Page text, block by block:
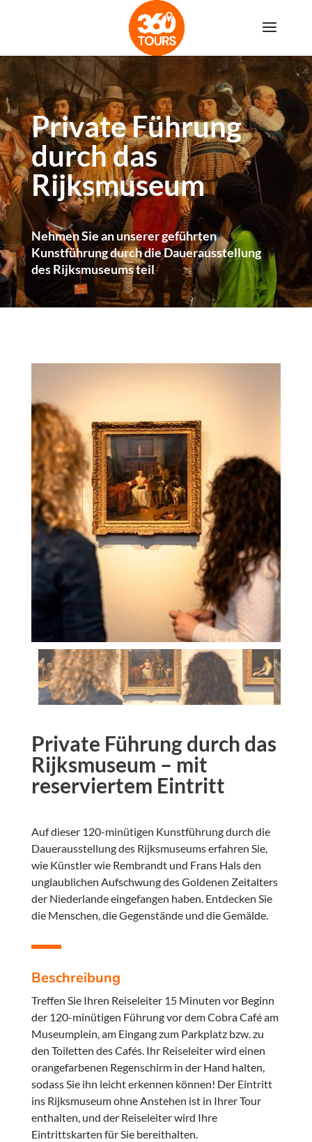
Private Führung
durch das
Rijksmuseum
Nehmen Sie an unserer geführten
Kunstführung durch die Dauerausstellung
des Rijksmuseums teil
Private Führung durch das
Rijksmuseum – mit
reserviertem Eintritt
Auf dieser 120-minütigen Kunstführung durch die
Dauerausstellung des Rijksmuseums erfahren Sie,
wie Künstler wie Rembrandt und Frans Hals den
unglaublichen Aufschwung des Goldenen Zeitalters
der Niederlande eingefangen haben. Entdecken Sie
die Menschen, die Gegenstände und die Gemälde.
Beschreibung
Treffen Sie Ihren Reiseleiter 15 Minuten vor Beginn
der 120-minütigen Führung vor dem Cobra Café am
Museumplein, am Eingang zum Parkplatz bzw. zu
den Toiletten des Cafés. Ihr Reiseleiter wird einen
orangefarbenen Regenschirm in der Hand halten,
sodass Sie ihn leicht erkennen können! Der Eintritt
ins Rijksmuseum ohne Anstehen ist in Ihrer Tour
enthalten, und der Reiseleiter wird Ihre
Eintrittskarten für Sie bereithalten.